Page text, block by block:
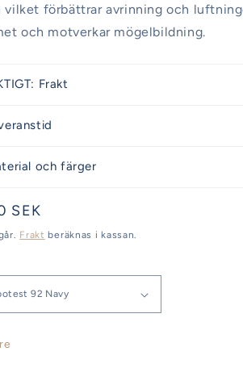
vilket förbättrar avrinning och
och motverkar mögelbildning.
Frakt
och färger
SEK
Frakt beräknas i kassan.